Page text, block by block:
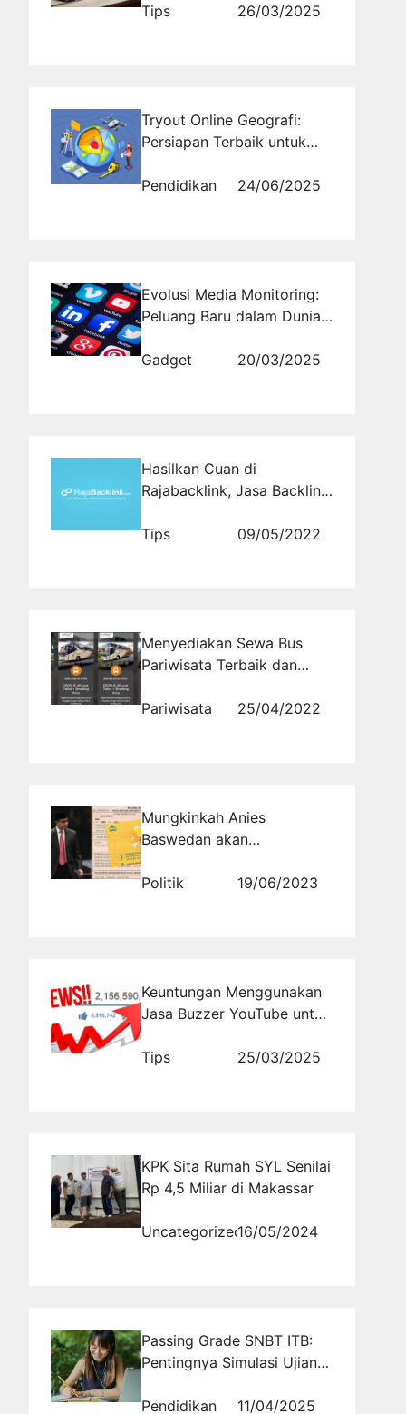
dalam Meningkatkan
Tips 26/03/2025
Tryout Online Geografi:
Persiapan Terbaik untuk
Pendidikan
24/06/2025
Evolusi Media Monitoring:
Peluang Baru dalam Dunia
Gadget
20/03/2025
Hasilkan Cuan di
Rajabacklink, Jasa Backlink
Tips
09/05/2022
Menyediakan Sewa Bus
Pariwisata Terbaik dan
Pariwisata
25/04/2022
Mungkinkah Anies
Baswedan akan
Kalangan Tertentu seperti
Politik 19/06/2023
Keuntungan Menggunakan
Jasa Buzzer YouTube untuk
Tips
25/03/2025
KPK Sita Rumah SYL Senilai
Rp 4,5 Miliar di Makassar
Uncategorized16/05/2024
Passing Grade SNBT ITB:
Pentingnya Simulasi Ujian
Pendidikan
11/04/2025